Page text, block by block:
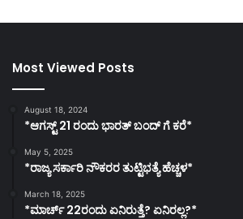
Most Viewed Posts
August 18, 2024
*ಆಗಸ್ಟ್ 21 ರಂದು ಭಾರತ್‌ ಬಂದ್‌ ಗೆ ಕರೆ*
May 5, 2025
*ರಾಜ್ಯ ಸರ್ಕಾರಿ ನೌಕರರ ತುಟ್ಟಿಭತ್ಯೆ ಹೆಚ್ಚಳ*
March 18, 2025
*ಮಾರ್ಚ್ 22ರಂದು ಏನಿರುತ್ತೆ? ಏನಿರಲ್ಲ?*